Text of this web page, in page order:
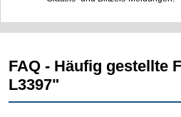
FAQ - Häufig gestellte
L3397"